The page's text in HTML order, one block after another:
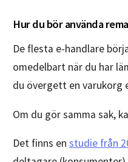
Hur du bör använda
De flesta e-handlare
omedelbart när du har
du övergett en varukorg
Om du gör samma sak,
Det finns en studie från